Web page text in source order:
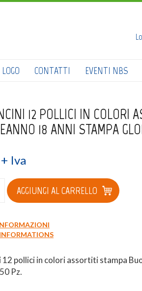
ART
0
CONTATTI EVENTI NBS
12 POLLICI IN COLORI
18 ANNI STAMPA
+ Iva
AGGIUNGI AL CARRELLO
12 pollici in colori assortiti stampa
Pz.